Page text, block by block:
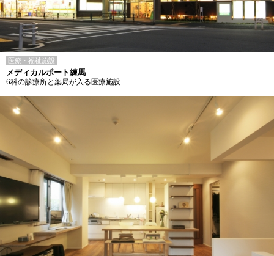
医療・福祉施設
メディカルポート練馬
6科の診療所と薬局が入る医療施設